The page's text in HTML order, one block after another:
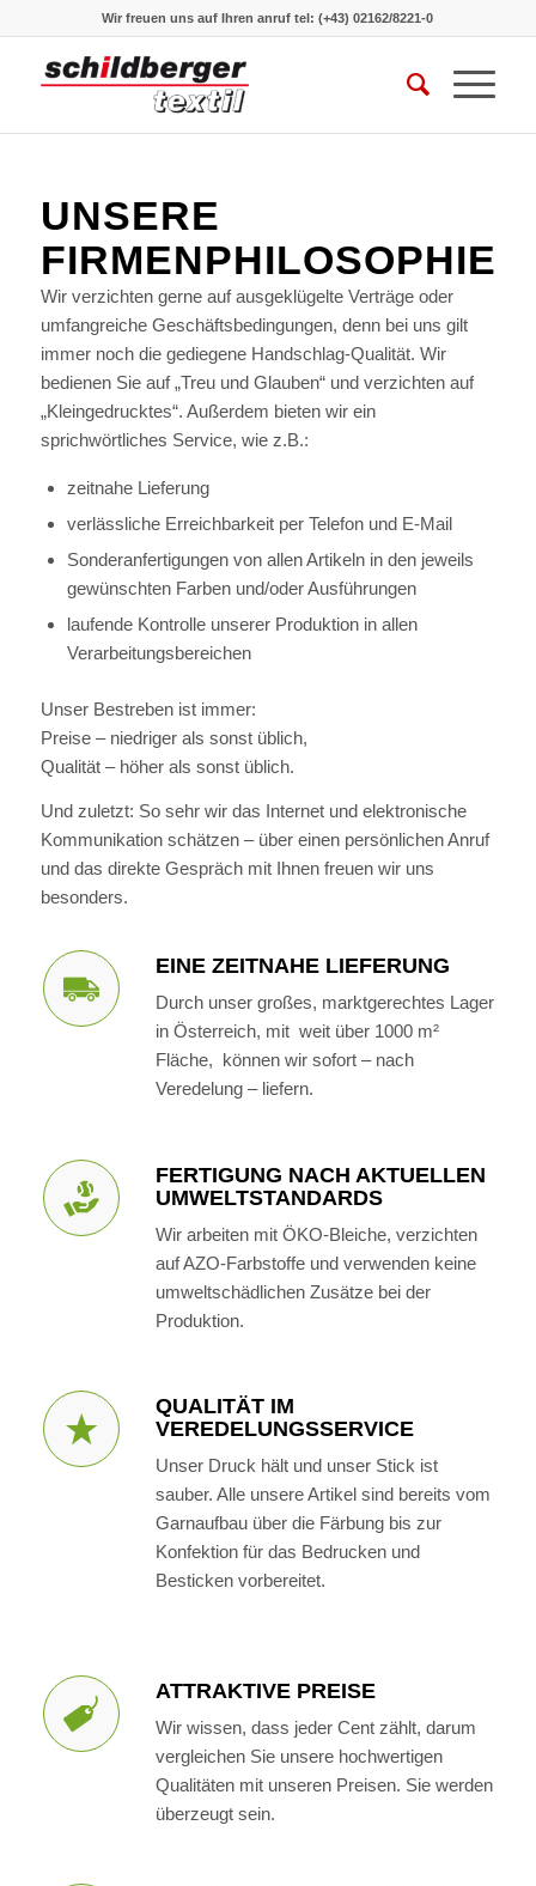
Wir freuen uns auf Ihren anruftel: (+43) 02162/8221-0
UNSERE
FIRMENPHILOSOPHIE
Wir verzichten gerne auf ausgeklügelte Verträge oder
umfangreiche Geschäftsbedingungen, denn bei uns gilt
immer noch die gediegene Handschlag-Qualität. Wir
bedienen Sie auf „Treu und Glauben“ und verzichten auf
„Kleingedrucktes“. Außerdem bieten wir ein
sprichwörtliches Service, wie z.B.:
zeitnahe Lieferung
verlässliche Erreichbarkeit per Telefon und E-Mail
Sonderanfertigungen von allen Artikeln in den jeweils
gewünschten Farben und/oder Ausführungen
laufende Kontrolle unserer Produktion in allen
Verarbeitungsbereichen
Unser Bestreben ist immer:
Preise – niedriger als sonst üblich,
Qualität – höher als sonst üblich.
Und zuletzt: So sehr wir das Internet und elektronische
Kommunikation schätzen – über einen persönlichen Anruf
und das direkte Gespräch mit Ihnen freuen wir uns
besonders.
EINE ZEITNAHE LIEFERUNG
Durch unser großes, marktgerechtes Lager
in Österreich, mit weit über 1000 m²
Fläche, können wir sofort – nach
Veredelung – liefern.
FERTIGUNG NACH AKTUELLEN
UMWELTSTANDARDS
Wir arbeiten mit ÖKO-Bleiche, verzichten
auf AZO-Farbstoffe und verwenden keine
umweltschädlichen Zusätze bei der
Produktion.
QUALITÄT IM
VEREDELUNGSSERVICE
Unser Druck hält und unser Stick ist
sauber. Alle unsere Artikel sind bereits vom
Garnaufbau über die Färbung bis zur
Konfektion für das Bedrucken und
Besticken vorbereitet.
ATTRAKTIVE PREISE
Wir wissen, dass jeder Cent zählt, darum
vergleichen Sie unsere hochwertigen
Qualitäten mit unseren Preisen. Sie werden
überzeugt sein.